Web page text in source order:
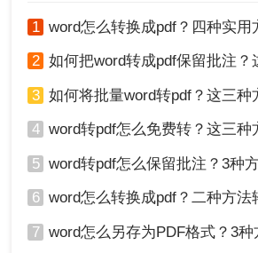
1 word怎么转换成pdf？四种实用方法对比与实操
2 如何把word转成pdf保留批注？这三
3 如何将批量word转pdf？这三种方法都
4 word转pdf怎么免费转？这三种
5 word转pdf怎么保留批注？3种方
6 word怎么转换成pdf？二种方法
7 word怎么另存为PDF格式？3种方